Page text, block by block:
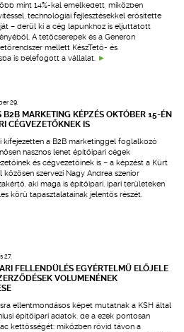
mint 14%-kal emelkedett, miközben
technológiai fejlesztésekkel erősítette
– derül ki a cég lapunkhoz is eljuttatott
A tetőcserepek és a Generon
mellett KészTető- és
is belefogott a vállalat.
29.
B2B MARKETING KÉPZÉS OKTÓBER 15-ÉN
CÉGVEZETŐKNEK IS
kifejezetten a B2B marketinggel foglalkozó
hasznos lehet építőipari cégek
és cégvezetőinek is – a képzést a Kürt
közösen szervezi Nagy Andrea szenior
aki maga is építőipari, ipari területeken
körű tapasztalatainak jelentős részét.
27.
FELLENDÜLÉS EGYÉRTELMŰ ELŐJELE
VOLUMENÉNEK
ellentmondásos képet mutatnak a KSH által
építőipari adatok, de a ezek pontosan
kettősségét: miközben rövid távon a